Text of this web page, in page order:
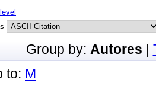
Group by: Autores |
to: M